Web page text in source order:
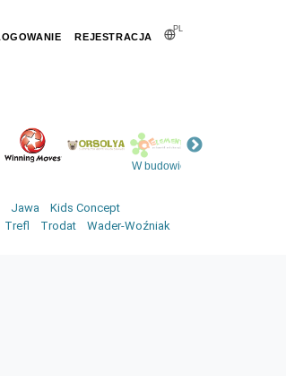
PL
REJESTRACJA
W budowie
Jawa
Kids Concept
Trefl Trodat
Wader-Woźniak